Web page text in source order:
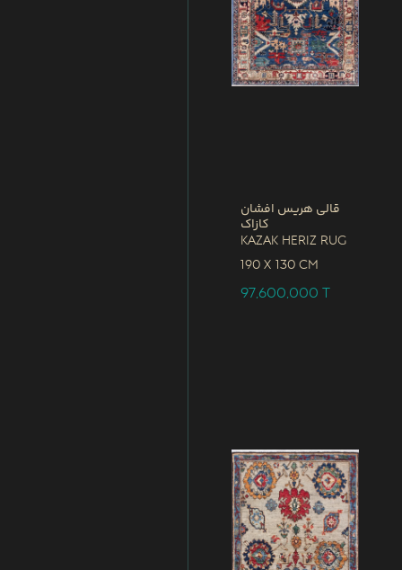
قالی هریس افشان
کازاک
Kazak Heriz Rug
190 x 130 CM
97,600,000T